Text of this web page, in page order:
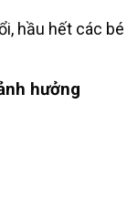
hầu hết các
hưởng